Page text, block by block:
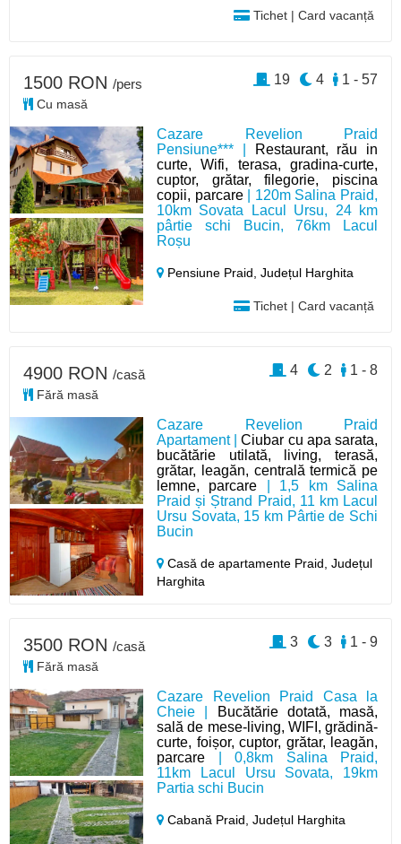
Tichet | Card vacanță
Cazare Revelion Praid
Pensiune*** |
Restaurant, rău in
curte, Wifi, terasa, gradina-curte,
cuptor, grătar, filegorie, piscina
copii, parcare| 120m Salina Praid,
10km Sovata Lacul Ursu, 24 km
pârtie schi Bucin, 76km Lacul
Roșu
Pensiune Praid,Județul Harghita
Tichet | Card vacanță
1500 RON /pers
Cu masă
1 - 57
4
19
Cazare Revelion Praid
Apartament |Ciubar cu apa sarata,
bucătărie utilată, living, terasă,
grătar, leagăn, centrală termică pe
lemne, parcare | 1,5 km Salina
Praid și Ștrand Praid, 11 km Lacul
Ursu Sovata, 15 km Pârtie de Schi
Bucin
Casă de apartamente Praid,Județul
Harghita
4900 RON /casă
Fără masă
1 - 8
2
4
Cazare Revelion Praid Casa la
Cheie |
Bucătărie dotată, masă,
sală de mese-living, WIFI, grădină-
curte, foișor, cuptor, grătar, leagăn,
parcare | 0,8km Salina Praid,
11km Lacul Ursu Sovata, 19km
Partia schi Bucin
Cabană Praid,Județul Harghita
3500 RON /casă
Fără masă
1 - 9
3
3